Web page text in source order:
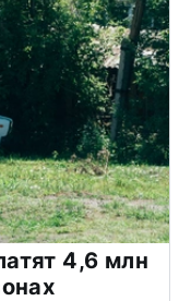
4,6 млн